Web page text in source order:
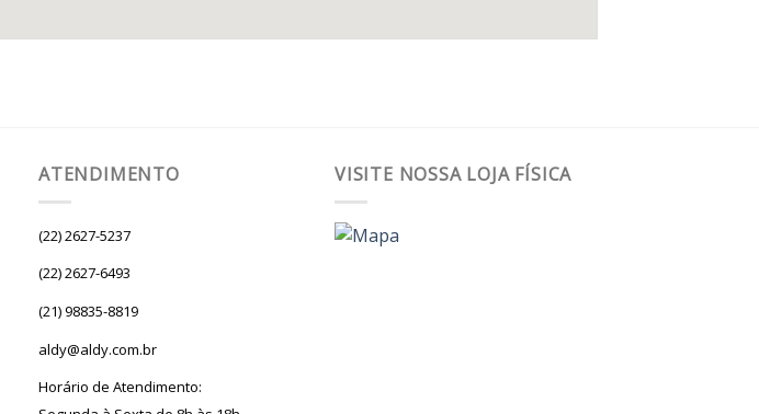
ATENDIMENTO
(22) 2627-5237
(22) 2627-6493
(21) 98835-8819
aldy@aldy.com.br
Horário de Atendimento:
VISITE NOSSA LOJA FÍSICA